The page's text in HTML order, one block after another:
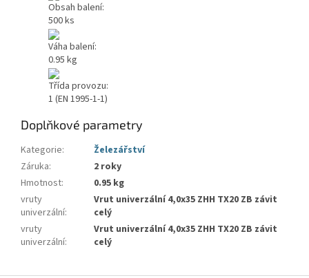
Obsah balení:
500 ks
Váha balení:
0.95 kg
Třída provozu:
1 (EN 1995-1-1)
Doplňkové parametry
Kategorie:
Železářství
Záruka:
2 roky
Hmotnost:
0.95 kg
vruty
univerzální:
Vrut univerzální 4,0x35 ZHH TX20 ZB závit
celý
vruty
univerzální:
Vrut univerzální 4,0x35 ZHH TX20 ZB závit
celý